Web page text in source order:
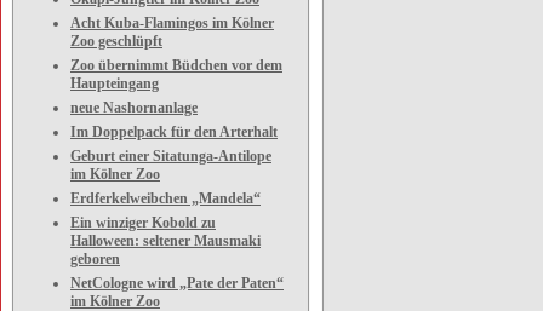
Acht Kuba-Flamingos im Kölner
Zoo geschlüpft
Zoo übernimmt Büdchen vor dem
Haupteingang
neue Nashornanlage
Im Doppelpack für den Arterhalt
Geburt einer Sitatunga-Antilope
im Kölner Zoo
Erdferkelweibchen „Mandela“
Ein winziger Kobold zu
Halloween: seltener Mausmaki
geboren
NetCologne wird „Pate der Paten“
im Kölner Zoo